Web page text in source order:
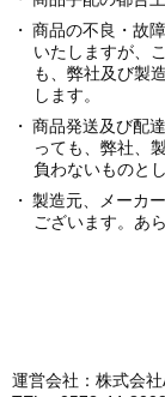
商品の不良・故
いたしますが、
も、弊社及び製
します。
商品発送及び配
っても、弊社、
負わないものとし
製造元、メーカ
ございます。あ
運営会社：株式会